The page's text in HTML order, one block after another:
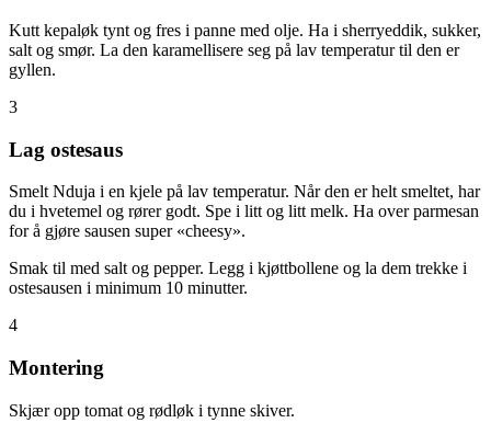
Kutt kepaløk tynt og fres i panne med olje. Ha i sherryeddik, sukker,
salt og smør. La den karamellisere seg på lav temperatur til den er
gyllen.
3
Lag ostesaus
Smelt Nduja i en kjele på lav temperatur. Når den er helt smeltet, har
du i hvetemel og rører godt. Spe i litt og litt melk. Ha over parmesan
for å gjøre sausen super «cheesy».
Smak til med salt og pepper. Legg i kjøttbollene og la dem trekke i
ostesausen i minimum 10 minutter.
4
Montering
Skjær opp tomat og rødløk i tynne skiver.